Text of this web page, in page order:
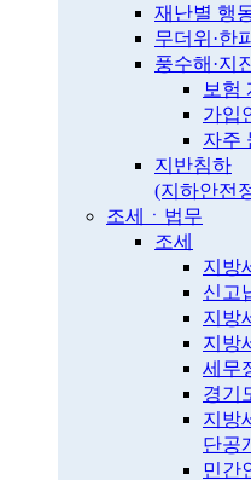
재난별 행
무더위·한
풍수해·지
보험
가입
자주
지반침하
(지하안전
조세ㆍ법무
조세
지방
신고
지방
지방
세무
경기
지방
단공
민간